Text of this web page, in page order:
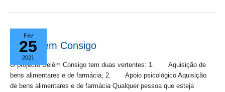
Fev
25
2021
Belém Consigo
O projecto Belém Consigo tem duas vertentes: 1. Aquisição de
bens alimentares e de farmácia; 2. Apoio psicológico Aquisição
de bens alimentares e de farmácia Qualquer pessoa que esteja
Belém
Consigo